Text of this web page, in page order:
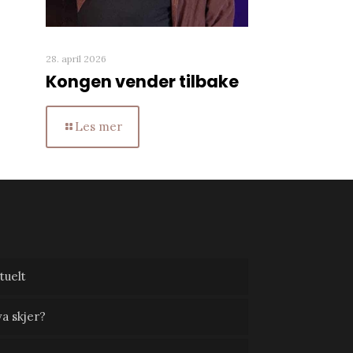
28. april 2026
Kongen vender tilbake
Les mer
skjer?